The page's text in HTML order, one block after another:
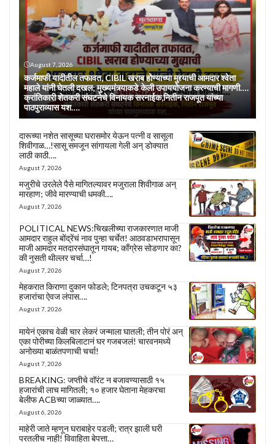
August 7, 2026
कर्जमाफी यादीतील तफावत, CIBIL खराब होण्याच्या मुद्द्याची आमदार श्वेता
महाले यांनी घेतली दखल; मुख्यमंत्र्याकडे केली उपाययोजना करण्याची मागणी….
क्रांतिकारी शेतकरी संघटनेचे विनायक सरनाईक,नितीन राजपूत यांच्या
पाठपुराव्यास यश….
दारूच्या नशेत सासूच्या घरासमोर येऊन पत्नी व सासूला
शिवीगाळ…!सासू समजून सांगायला गेली अन् डोक्यात
लाठी काठी….
August 7, 2026
मजुरीचे उरलेले पैसे मागितल्यावर मजुराला शिवीगाळ अन्
मारहाण; जीवे मारण्याची धमकी….
August 7, 2026
POLITICAL NEWS:चिखलीच्या राजकारणात माजी
आमदार राहुल बोंद्रेंचं नाव पुन्हा चर्चेत! आठवडाभरापासून
माजी आमदार मतदारसंघातून गायब; काँग्रेस सोडणार का?
की नुसती थील्लर चर्चा…!
August 7, 2026
मेहकरात किराणा दुकान फोडले; टिनपत्रा उचकटून ५३
हजारांचा ऐवज लंपास….
August 7, 2026
मायेनं एकाच वेळी चार लेकरं जन्माला घातली; तीन पोरं अन्
एका पोरीच्या किलबिलाटानं घर गजबजलं! चारवनमध्ये
अनोख्या बाळंतपणाची चर्चा!
August 7, 2026
BREAKING: जप्तीचे वॉरंट न बजावण्यासाठी १५
हजारांची लाच मागितली; १० हजार घेताना मेहकरचा
बेलीफ ACBच्या जाळ्यात….
August 6, 2026
माहेरी जाते म्हणून घराबाहेर पडली; रात्र झाली घरी
परतलीच नाही! विवाहिता बेपत्ता…